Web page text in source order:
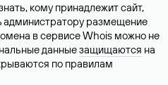
кому принадлежит сайт,
администратору размещение
в сервисе Whois можно не
данныезащищаются на
по правилам